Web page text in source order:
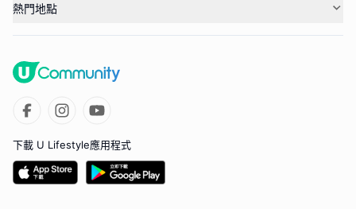
熱門地點
下載 U Lifestyle應用程式